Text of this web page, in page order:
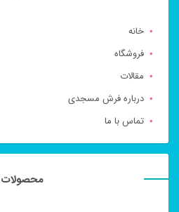
خانه
فروشگاه
مقالات
درباره فرش مسجدی
تماس با ما
محصولات